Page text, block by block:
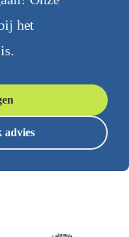
het
advies